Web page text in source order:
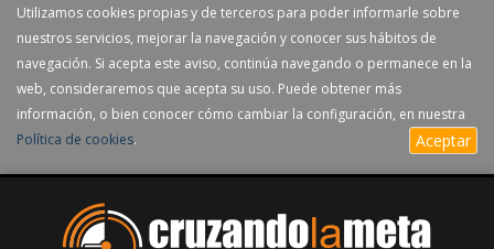
Utilizamos cookies propias y de terceros para poder informarle sobre
nuestros servicios, mejorar la navegación y conocer sus hábitos de
navegación. Si acepta este aviso, continúa navegando o permanece en la
web, consideraremos que acepta su uso. Puede obtener más
información, o bien conocer cómo cambiar la configuración, en nuestra
Política de cookies. Aceptar